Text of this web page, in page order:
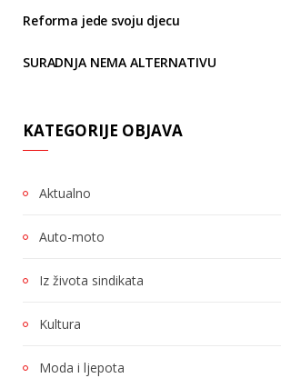
Reforma jede svoju djecu
SURADNJA NEMA ALTERNATIVU
KATEGORIJE OBJAVA
Aktualno
Auto-moto
Iz života sindikata
Kultura
Moda i ljepota